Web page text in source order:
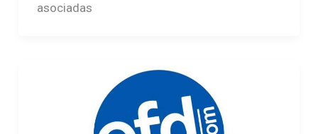
asociadas